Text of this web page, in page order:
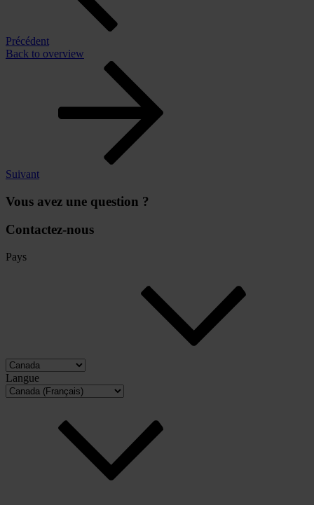
Précédent
Back to overview
Suivant
Vous avez une question ?
Contactez-nous
Pays
Langue